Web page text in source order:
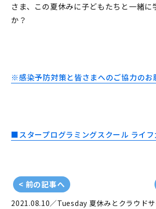
さま、この夏休みに子どもたちと一緒に
か？
※感染予防対策と皆さまへのご協力のお
■スタープログラミングスクール ライ
< 前の記事へ
2021.08.10／Tuesday 夏休みとクラウド